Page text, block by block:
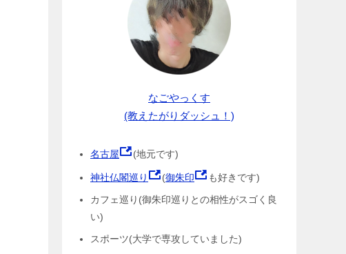
なごやっくす
(教えたがりダッシュ！)
名古屋 (地元です)
神社仏閣巡り (御朱印
も好きです)
カフェ巡り(御朱印巡りとの相性がスゴく良
い)
スポーツ(大学で専攻していました)